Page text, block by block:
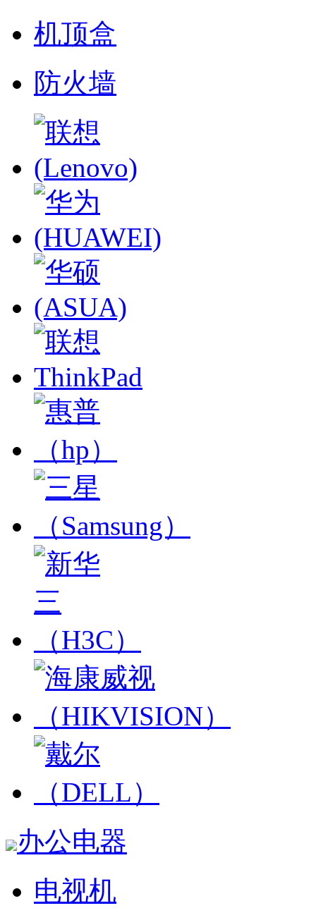
机顶盒
防火墙
办公电器
电视机